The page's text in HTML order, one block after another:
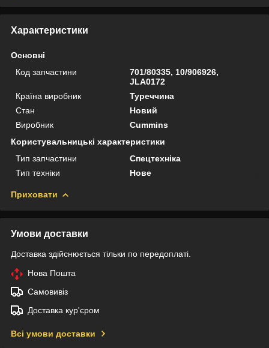
Характеристики
Основні
Код запчастини
701/80335, 10/906926,
JLA0172
Країна виробник
Туреччина
Стан
Новий
Виробник
Cummins
Користувальницькі характеристики
Тип запчастини
Спецтехніка
Тип техніки
Нове
Приховати
Умови доставки
Доставка здійснюється тільки по передоплаті.
Нова Пошта
Самовивіз
Доставка кур'єром
Всі умови доставки